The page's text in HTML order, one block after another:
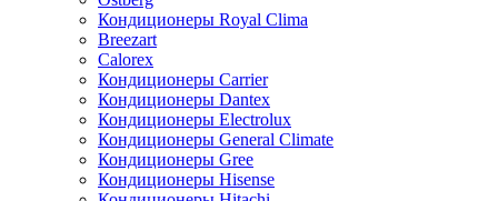
Кондиционеры Royal Clima
Breezart
Calorex
Кондиционеры Carrier
Кондиционеры Dantex
Кондиционеры Electrolux
Кондиционеры General Climate
Кондиционеры Gree
Кондиционеры Hisense